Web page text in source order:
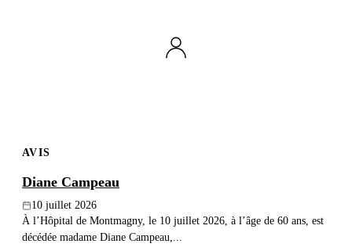
AVIS
Diane Campeau
10 juillet 2026
À l’Hôpital de Montmagny, le 10 juillet 2026, à l’âge de 60 ans, est
décédée madame Diane Campeau,...